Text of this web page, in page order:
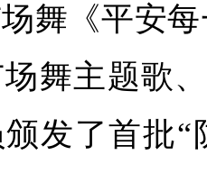
舞《平安
舞主题歌
发了首批